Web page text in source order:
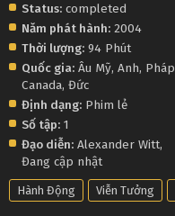
Status: completed
Năm phát hành: 2004
Thời lượng: 94 Phút
Quốc gia: Âu Mỹ, Anh, Pháp
Canada, Đức
Định dạng: Phim lẻ
Số tập: 1
Đạo diễn: Alexander Witt,
Đang cập nhật
Hành Động Viễn Tưởng